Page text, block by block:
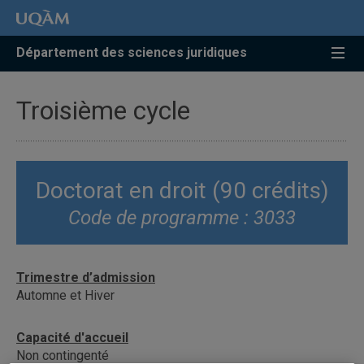
Accéder
recherche
Accéder
menu
pricipal
Accéder
zone
Département des sciences juridiques
Troisième cycle
Doctorat en droit (90 crédits)
Code de programme : 3033
Trimestre d’admission
Automne et Hiver
Capacité d'accueil
Non contingenté